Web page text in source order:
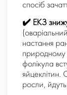
спосіб
✔️ ЕКЗ
настання
природному
фолікула
яйцеклітин.
росли,